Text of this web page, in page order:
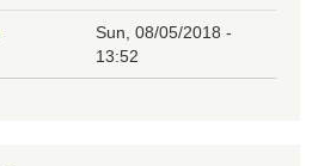
Sun, 08/05/2018 -
13:52